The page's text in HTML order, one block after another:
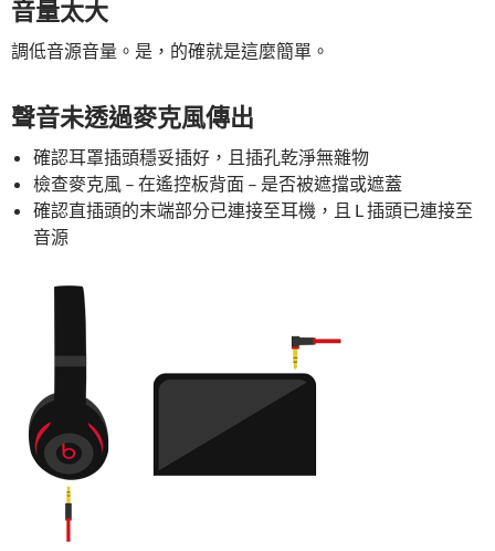
音量太大
調低音源音量。是，的確就是這麼簡單。
聲音未透過麥克風傳出
確認耳罩插頭穩妥插好，且插孔乾淨無雜物
檢查麥克風 – 在遙控板背面 – 是否被遮擋或遮蓋
確認直插頭的末端部分已連接至耳機，且 L 插頭已連接至
音源